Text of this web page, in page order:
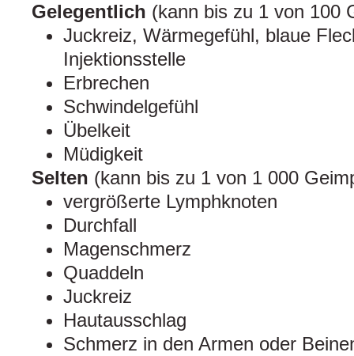
Gelegentlich (kann bis zu 1 von 100
Juckreiz, Wärmegefühl, blaue
Injektionsstelle
Erbrechen
Schwindelgefühl
Übelkeit
Müdigkeit
Selten (kann bis zu 1 von 1 000
vergrößerte Lymphknoten
Durchfall
Magenschmerz
Quaddeln
Juckreiz
Hautausschlag
Schmerz in den Armen oder